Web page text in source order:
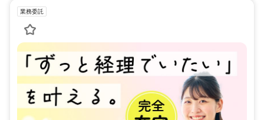
業務委託